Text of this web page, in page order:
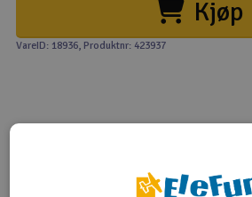
Modellbygging, LEGO &
Modelljernbane
Radioutstyr
Kjøp
VareID: 18936, Produktnr: 423937